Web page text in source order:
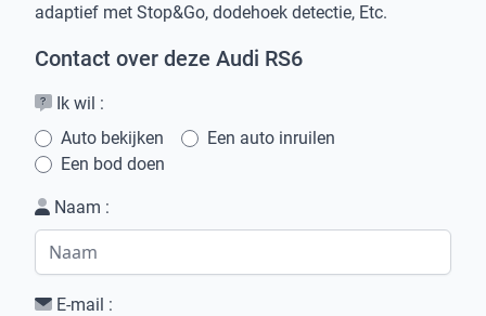
adaptief met Stop&Go, dodehoek detectie, Etc.
Contact over deze Audi RS6
Ik wil :
Auto bekijken
Een auto inruilen
Een bod doen
Naam :
E-mail :